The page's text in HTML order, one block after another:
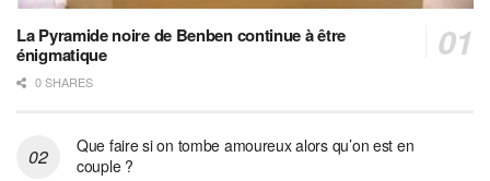
La Pyramide noire de Benben continue à être
énigmatique
0 SHARES
Que faire si on tombe amoureux alors qu’on est en
couple ?